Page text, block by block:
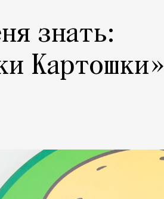
знать:
Картошки»